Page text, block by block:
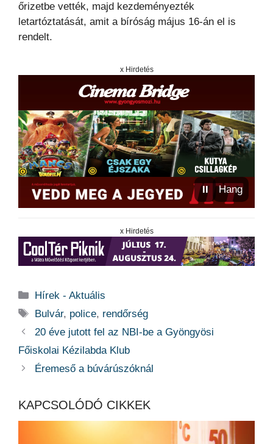
őrizetbe vették, majd kezdeményezték
letartóztatását, amit a bíróság május 16-án el is
rendelt.
x Hirdetés
⏸ Hang
x Hirdetés
Kategória
Hírek - Aktuális
Címkék
Bulvár, police, rendőrség
20 éve jutott fel az NBI-be a Gyöngyösi
Főiskolai Kézilabda Klub
Éremeső a búvárúszóknál
KAPCSOLÓDÓ CIKKEK